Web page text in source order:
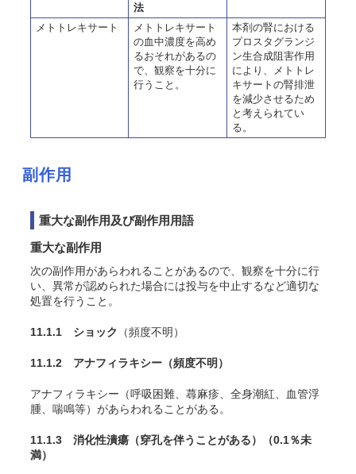
法
メトトレキサート
メトトレキサート
の血中濃度を高め
るおそれがあるの
で、観察を十分に
行うこと。
本剤の腎における
プロスタグランジ
ン生合成阻害作用
により、メトトレ
キサートの腎排泄
を減少させるため
と考えられてい
る。
副作用
重大な副作用及び副作用用語
重大な副作用
次の副作用があらわれることがあるので、観察を十分に行
い、異常が認められた場合には投与を中止するなど適切な
処置を行うこと。
11.1.1 ショック （頻度不明）
11.1.2 アナフィラキシー （頻度不明）
アナフィラキシー（呼吸困難、蕁麻疹、全身潮紅、血管浮
腫、喘鳴等）があらわれることがある。
11.1.3 消化性潰瘍（穿孔を伴うことがある）
（0.1％未
満）